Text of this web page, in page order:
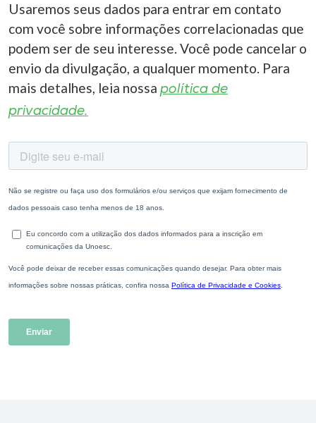
Usaremos seus dados para entrar em contato
com você sobre informações correlacionadas que
podem ser de seu interesse. Você pode cancelar o
envio da divulgação, a qualquer momento. Para
mais detalhes, leia nossa política de
privacidade.